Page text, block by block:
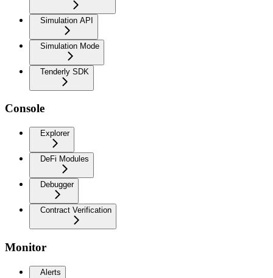
Simulation API
Simulation Mode
Tenderly SDK
Console
Explorer
DeFi Modules
Debugger
Contract Verification
Monitor
Alerts